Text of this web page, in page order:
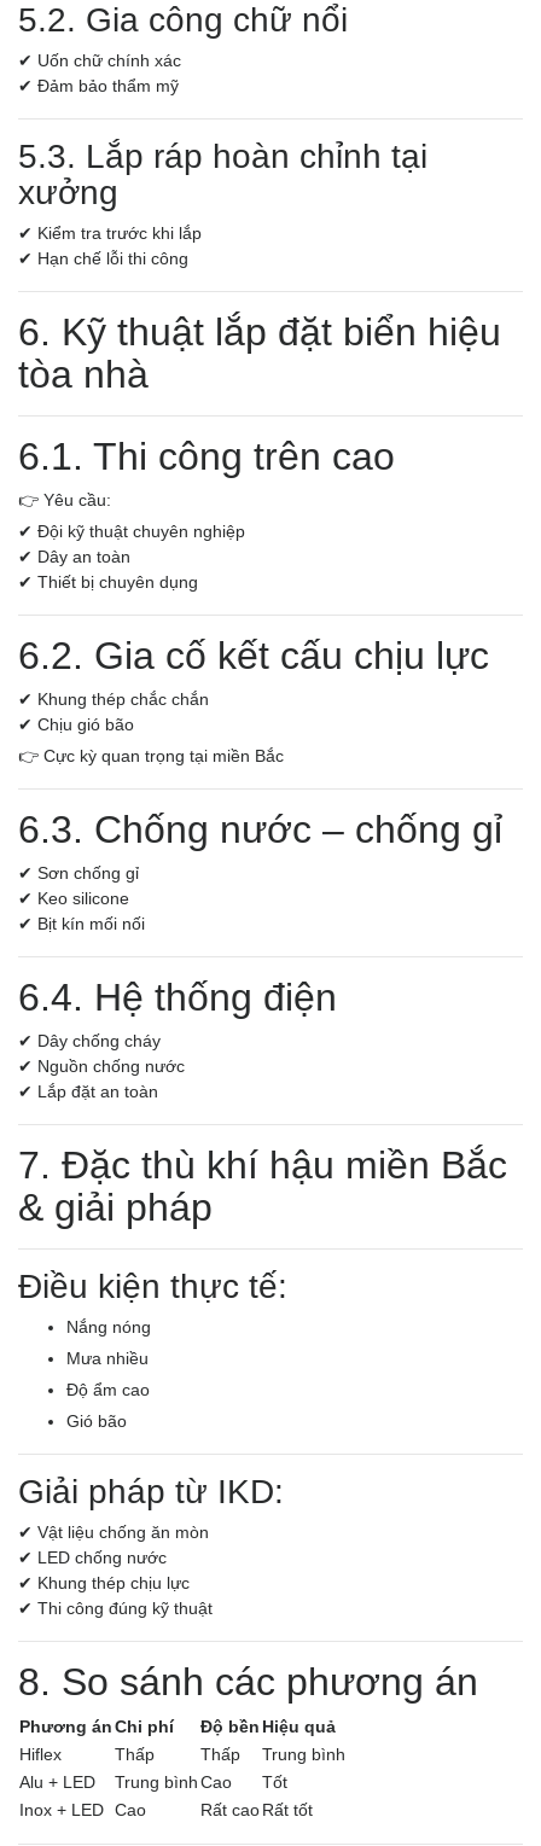
5.2. Gia công chữ nổi
✔ Uốn chữ chính xác
✔ Đảm bảo thẩm mỹ
5.3. Lắp ráp hoàn chỉnh tại
xưởng
✔ Kiểm tra trước khi lắp
✔ Hạn chế lỗi thi công
6. Kỹ thuật lắp đặt biển hiệu
tòa nhà
6.1. Thi công trên cao
👉 Yêu cầu:
✔ Đội kỹ thuật chuyên nghiệp
✔ Dây an toàn
✔ Thiết bị chuyên dụng
6.2. Gia cố kết cấu chịu lực
✔ Khung thép chắc chắn
✔ Chịu gió bão
👉 Cực kỳ quan trọng tại miền Bắc
6.3. Chống nước – chống gỉ
✔ Sơn chống gỉ
✔ Keo silicone
✔ Bịt kín mối nối
6.4. Hệ thống điện
✔ Dây chống cháy
✔ Nguồn chống nước
✔ Lắp đặt an toàn
7. Đặc thù khí hậu miền Bắc
& giải pháp
Điều kiện thực tế:
Nắng nóng
Mưa nhiều
Độ ẩm cao
Gió bão
Giải pháp từ IKD:
✔ Vật liệu chống ăn mòn
✔ LED chống nước
✔ Khung thép chịu lực
✔ Thi công đúng kỹ thuật
8. So sánh các phương án
Phương ánChi phí Độ bền Hiệu quả
Hiflex
Thấp Thấp
Trung bình
Alu + LED
Trung bìnhCao
Tốt
Inox + LED Cao Rất caoRất tốt